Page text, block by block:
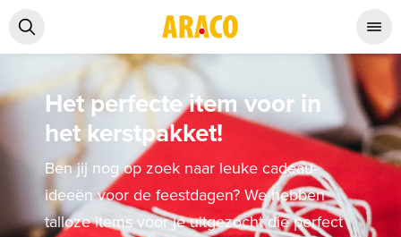
Het perfecte item voor in
het kerstpakket!
Ben jij nog op zoek naar leuke cadeau-
ideeën voor de feestdagen? We hebben
talloze items voor je uitgezocht die perfect